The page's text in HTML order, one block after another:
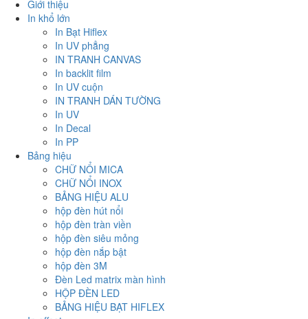
Giới thiệu
In khổ lớn
In Bạt Hiflex
In UV phẳng
IN TRANH CANVAS
In backlit film
In UV cuộn
IN TRANH DÁN TƯỜNG
In UV
In Decal
In PP
Bảng hiệu
CHỮ NỔI MICA
CHỮ NỔI INOX
BẢNG HIỆU ALU
hộp đèn hút nổi
hộp đèn tràn viền
hộp đèn siêu mỏng
hộp đèn nắp bật
hộp đèn 3M
Đèn Led matrix màn hình
HỘP ĐÈN LED
BẢNG HIỆU BẠT HIFLEX